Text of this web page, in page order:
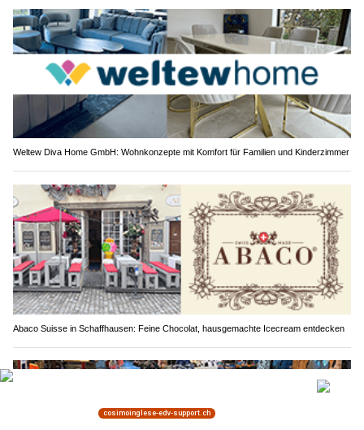
Weltew Diva Home GmbH: Wohnkonzepte mit Komfort für Familien und Kinderzimmer
Abaco Suisse in Schaffhausen: Feine Chocolat, hausgemachte Icecream entdecken